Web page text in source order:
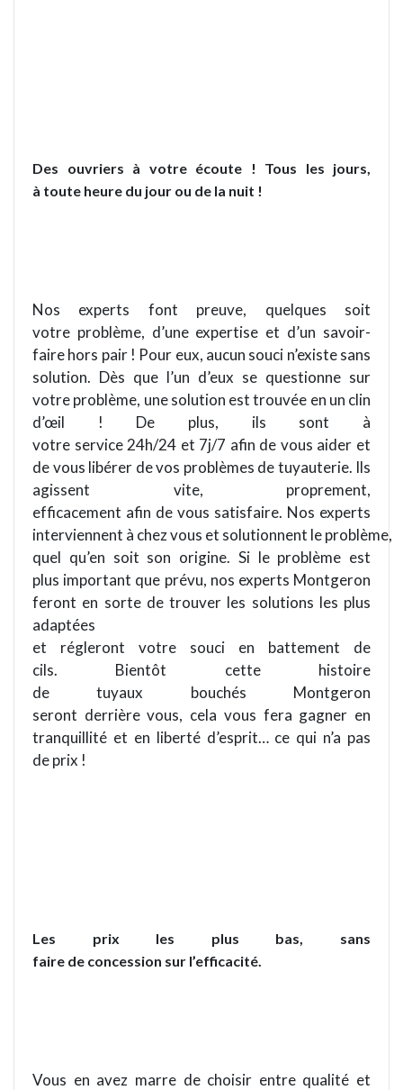
Des ouvriers à votre écoute ! Tous les jours,
à toute heure du jour ou de la nuit !
Nos experts font preuve, quelques soit
votre problème, d’une expertise et d’un savoir-
faire hors pair ! Pour eux, aucun souci n’existe sans
solution. Dès que l’un d’eux se questionne sur
votre problème, une solution est trouvée en un clin
d’œil ! De plus, ils sont à
votre service 24h/24 et 7j/7 afin de vous aider et
de vous libérer de vos problèmes de tuyauterie. Ils
agissent vite, proprement,
efficacement afin de vous satisfaire. Nos experts
interviennent à chez vous et solutionnent le problème,
quel qu’en soit son origine. Si le problème est
plus important que prévu, nos experts Montgeron
feront en sorte de trouver les solutions les plus
adaptées
et régleront votre souci en battement de
cils. Bientôt cette histoire
de tuyaux bouchés Montgeron
seront derrière vous, cela vous fera gagner en
tranquillité et en liberté d’esprit… ce qui n’a pas
de prix !
Les prix les plus bas, sans
faire de concession sur l’efficacité.
Vous en avez marre de choisir entre qualité et